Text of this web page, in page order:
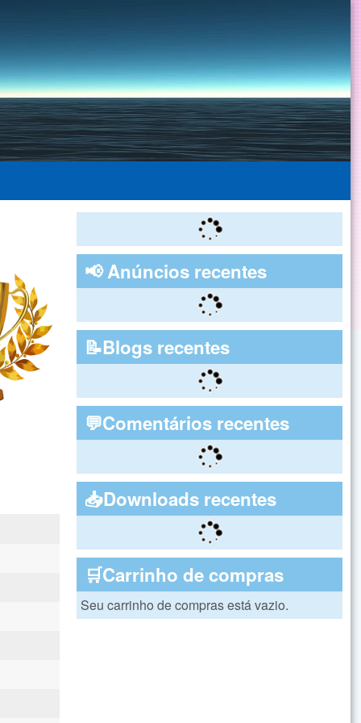
📢 Anúncios recentes
📝Blogs recentes
💬Comentários recentes
📥Downloads recentes
🛒Carrinho de compras
Seu carrinho de compras está vazio.